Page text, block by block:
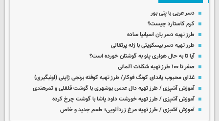
دسر عربی با پتی بور
کرم کاستارد چیست؟
طرز تهیه دسر پان اسپانیا ساده
طرز تهیه دسر بیسکویتی با ژله پرتقالی
آیا تا به حال هواری پلو به گوشتان خورده است؟
صفر تا ۱۰۰ طرز تهیه شکلات آلمانی
غذای محبوب پاندای کونگ فوکار/ طرز تهیه کوفته برنجی ژاپنی (اونیگیری)
آموزش آشپزی / طرز تهیه دال عدس بوشهری با گوشت قلقلی و تمرهندی
آموزش آشپزی / طرز تهیه خورشت داود پاشا با گوشت چرخ کرده
آموزش آشپزی / طرز تهیه مرغ زردآلویی؛ طعم جدید و خاص